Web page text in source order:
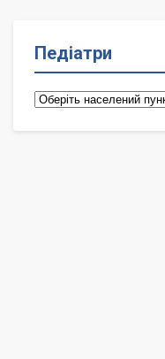
Педіатри
Педіатри